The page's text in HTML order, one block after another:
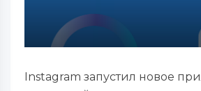
Instagram запустил новое